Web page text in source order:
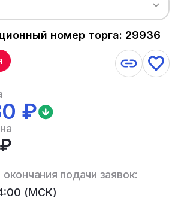
номер торга: 29936
₽
подачи заявок:
(МСК)